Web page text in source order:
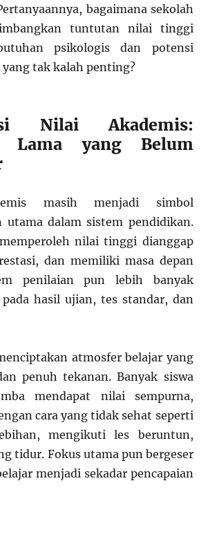
bagaimana sekolah
tuntutan nilai tinggi
psikologis dan potensi
tak kalah penting?
Nilai Akademis:
Lama yang Belum
masih menjadi simbol
utama dalam sistem pendidikan.
nilai tinggi dianggap
dan memiliki masa depan
penilaian pun lebih banyak
hasil ujian, tes standar, dan
atmosfer belajar yang
penuh tekanan. Banyak siswa
mendapat nilai sempurna,
cara yang tidak sehat seperti
mengikuti les beruntun,
tidur. Fokus utama pun bergeser
menjadi sekadar pencapaian